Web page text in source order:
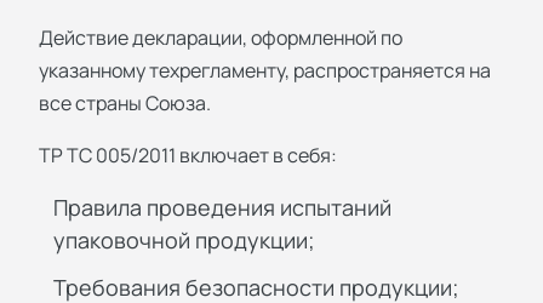
Действие декларации, оформленной по
указанному техрегламенту, распространяется на
все страны Союза.
ТР ТС 005/2011 включает в себя:
Правила проведения испытаний
упаковочной продукции;
Требования безопасности продукции;